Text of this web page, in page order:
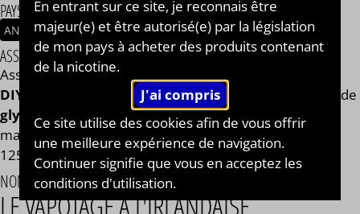
PAYS / ORIGINE DU CONCENTRÉ
ANGLETERRE
ASSEMBLAGE
Assemblage réalisé à PLOUESCAT - France par
DIY®
mono propylène glycol végétal
, de
glycérine végétale et de l'arôme Lime Bake de la
marque Nom Nomz. Disponible en flacon de 50ml,
125ml, 250ml, 500ml et 1L. STEEP : 6 jours.
NOM NOMZ
LE VAPOTAGE À L'IRLANDAISE
En entrant sur ce site, je reconnais être
majeur(e) et être autorisé(e) par la législation
de mon pays à acheter des produits contenant
de la nicotine.
Ce site utilise des cookies afin de vous offrir
une meilleure expérience de navigation.
Continuer signifie que vous en acceptez les
conditions d'utilisation.